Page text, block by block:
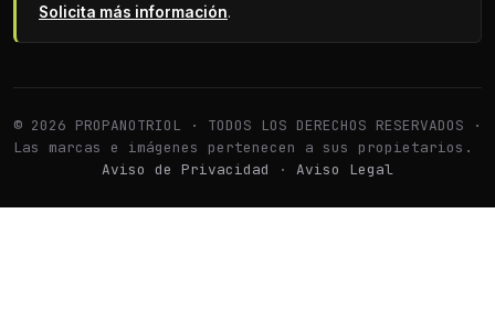
Solicita más información.
© 2026 PROPANOTRIOL · TODOS LOS DERECHOS RESERVADOS ·
Las marcas e imágenes pertenecen a sus propietarios.
Aviso de Privacidad
· Aviso Legal